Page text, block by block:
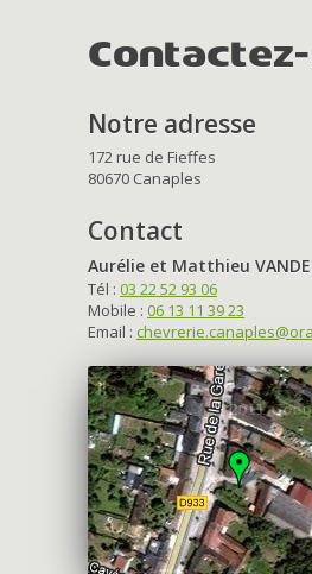
Notre adresse
172 rue de Fieffes
80670 Canaples
Contact
Aurélie et Matthieu
Tél : 03 22 52 93 06
Mobile : 06 13 11 39 23
Email :